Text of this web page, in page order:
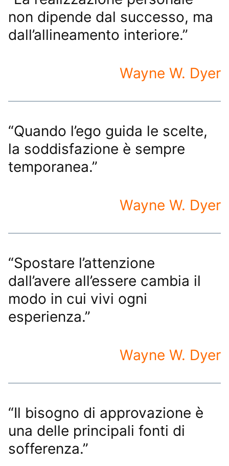
non dipende dal successo, ma
dall’allineamento interiore.”
Wayne W. Dyer
“Quando l’ego guida le scelte,
la soddisfazione è sempre
temporanea.”
Wayne W. Dyer
“Spostare l’attenzione
dall’avere all’essere cambia il
modo in cui vivi ogni
esperienza.”
Wayne W. Dyer
“Il bisogno di approvazione è
una delle principali fonti di
sofferenza.”